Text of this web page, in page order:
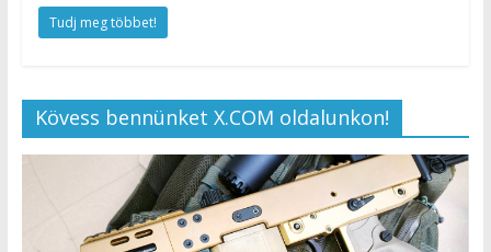
Tudj meg többet!
Kövess bennünket X.COM oldalunkon!